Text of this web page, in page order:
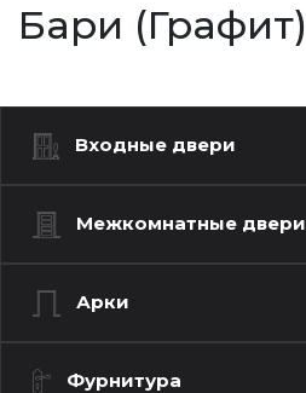
Бари (Графит)
Входные двери
Межкомнатные двери
Арки
Фурнитура